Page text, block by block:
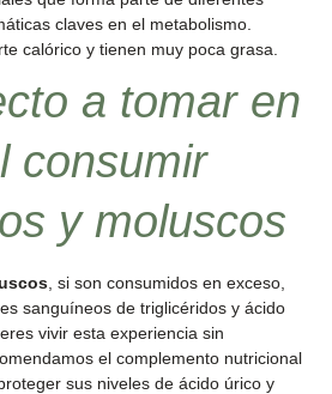
claves en el metabolismo.
calórico y tienen muy poca grasa.
a tomar en
consumir
y moluscos
, si son consumidos en exceso,
sanguíneos de triglicéridos y ácido
vivir esta experiencia sin
el complemento nutricional
sus niveles de ácido úrico y